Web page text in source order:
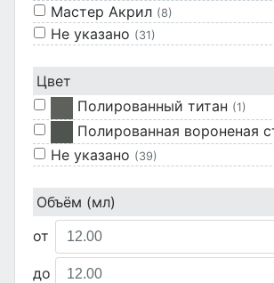
Мастер Акрил (8)
Не указано (31)
Цвет
Полированный титан (1)
Полированная вороненая
Не указано (39)
Объём (мл)
от
до